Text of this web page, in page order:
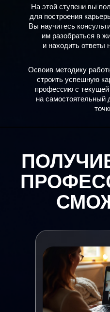
На этой ступени вы
для построения
Вы научитесь
им разобраться в
и находить ответы
Освоив методику
строить успешную
профессию с
на самостоятельный